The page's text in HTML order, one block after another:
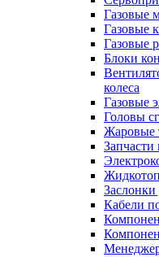
Газовые
Газовые
Газовые
Блоки
колеса
Газовые
Головы
Жаровые
Заслонки
Кабели